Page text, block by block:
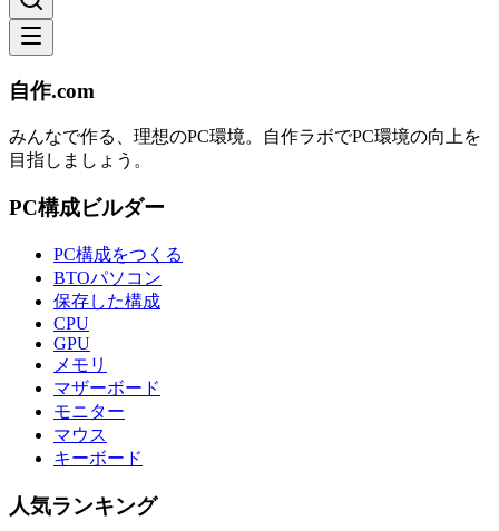
自作.com
みんなで作る、理想のPC環境。 自作ラボでPC環境の向上を
目指しましょう。
PC構成ビルダー
PC構成をつくる
BTOパソコン
保存した構成
CPU
GPU
メモリ
マザーボード
モニター
マウス
キーボード
人気ランキング